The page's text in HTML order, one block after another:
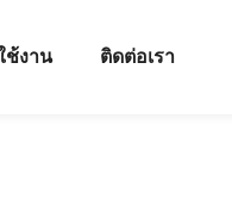
ช้งาน ติดต่อเรา